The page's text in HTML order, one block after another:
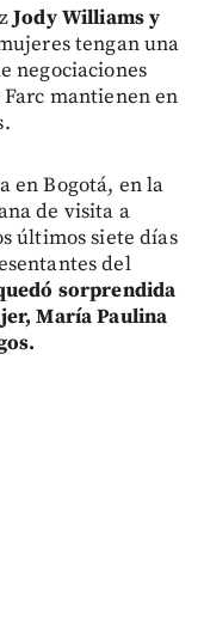
Jody Williams y
tengan una
negociaciones
mantienen en
en Bogotá, en la
de visita a
últimos siete días
del
sorprendida
María Paulina